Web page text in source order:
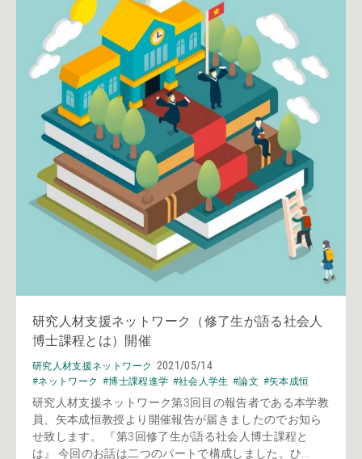
研究人材支援ネットワーク（修了生が語る社会人
博士課程とは）開催
研究人材支援ネットワーク 2021/05/14
#ネットワーク #博士課程進学 #社会人学生 #論文 #矢本成恒
研究人材支援ネットワーク第3回目の報告者である本学教
員、矢本成恒教授より開催報告が届きましたのでお知ら
せ致します。 『第3回修了生が語る社会人博士課程と
は』 今回のお話は二つのパートで構成しました。ひ...